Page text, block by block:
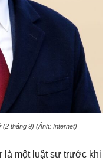
tháng 9) (Ảnh: Internet)
là một luật sư trước khi